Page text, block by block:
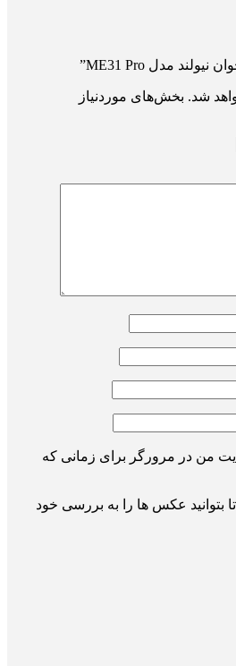
شد. بخش‌های موردنیاز
من در مرورگر برای زمانی که
بتوانید عکس ها را به بررسی خود